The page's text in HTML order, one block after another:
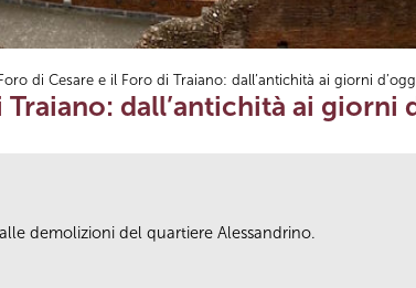
di Cesare e il Foro di Traiano: dall’antichità ai giorni
dall’antichità ai giorni
demolizioni del quartiere Alessandrino.